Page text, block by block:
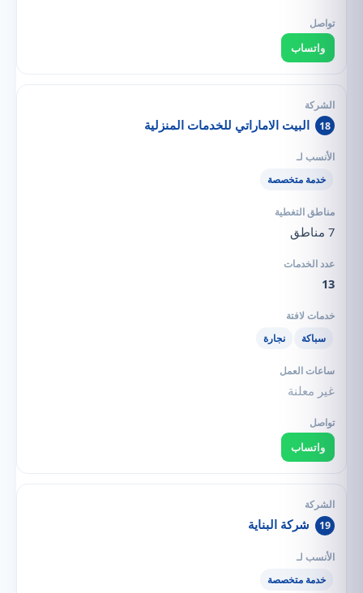
واتساب
18 البيت الاماراتي للخدمات المنزلية
خدمة متخصصة
7 مناطق
13
سباكة نجارة
غير معلنة
واتساب
19 شركة البناية
خدمة متخصصة